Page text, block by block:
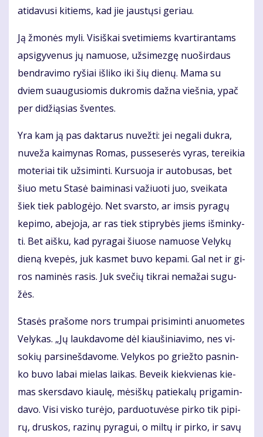
ati­da­vu­si ki­tiems, kad jie jaus­tų­si ge­riau.
Ją žmo­nės my­li. Vi­siš­kai sve­ti­miems kvar­ti­ran­tams
ap­si­gy­ve­nus jų na­muo­se, už­si­mez­gę nuo­šir­daus
ben­dra­vi­mo ry­šiai iš­li­ko iki šių die­nų. Ma­ma su
dviem su­au­gu­sio­mis duk­ro­mis daž­na vieš­nia, ypač
per di­dži­ą­sias šven­tes.
Yra kam ją pas dak­ta­rus nu­vež­ti: jei ne­ga­li duk­ra,
nu­ve­ža kai­my­nas Ro­mas, pus­se­se­rės vy­ras, te­rei­kia
mo­te­riai tik už­si­min­ti. Kur­suo­ja ir au­to­bu­sas, bet
šiuo me­tu Sta­sė bai­mi­na­si va­žiuo­ti juo, svei­ka­ta
šiek tiek pa­blo­gė­jo. Net svars­to, ar im­sis py­ra­gų
ke­pi­mo, abe­jo­ja, ar ras tiek stip­ry­bės jiems iš­min­ky­
ti. Bet aiš­ku, kad py­ra­gai šiuo­se na­muo­se Ve­ly­kų
die­ną kve­pės, juk kas­met bu­vo ke­pa­mi. Gal net ir gi­
ros na­mi­nės ra­sis. Juk sve­čių tik­rai ne­ma­žai su­gu­
žės.
Sta­sės pra­šo­me nors trum­pai pri­si­min­ti anuo­me­tes
Ve­ly­kas. „Jų lauk­da­vo­me dėl kiau­ši­nia­vi­mo, nes vi­
so­kių par­si­neš­da­vo­me. Ve­ly­kos po griež­to pas­nin­
ko bu­vo la­bai mie­las lai­kas. Be­veik kiek­vie­nas kie­
mas skers­da­vo kiau­lę, mė­siš­kų pa­tie­ka­lų pri­ga­min­
da­vo. Vi­si vis­ko tu­rė­jo, par­duo­tu­vė­se pir­ko tik pi­pi­
rų, drus­kos, ra­zi­nų py­ra­gui, o mil­tų ir pir­ko, ir sa­vų